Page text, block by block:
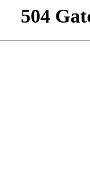
504